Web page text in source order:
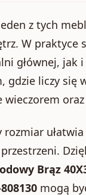
z tych
W praktyce
głównej, jak
liczy się
wieczorem
Brąz
mogą